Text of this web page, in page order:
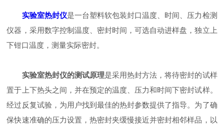
实验室热封仪是一台塑料软包装封口温度、时间、压力检测
仪器，采用数字控制温度、密封时间，可选自动进样盘，独立上
下钳口温度，测量实际密封。
实验室热封仪的测试原理是采用热封方法，将待密封的试样
置于上下热头之间，并在预定的温度、压力和时间下密封试样。
经过反复试验，为用户找到最佳的热封参数提供了指导。为了确
保快速准确的压力设置，热密封夹缓慢接近并密封相邻样品，以